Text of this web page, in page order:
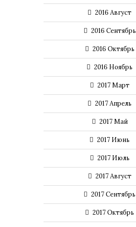
2016 Август
2016 Сентябрь
2016 Октябрь
2016 Ноябрь
2017 Март
2017 Апрель
2017 Май
2017 Июнь
2017 Июль
2017 Август
2017 Сентябрь
2017 Октябрь